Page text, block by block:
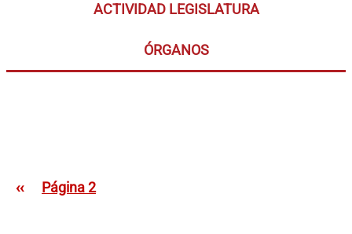
ACTIVIDAD LEGISLATURA
ÓRGANOS
Página anterior
‹‹ Página 2